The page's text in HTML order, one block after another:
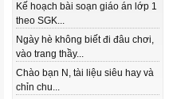
Kế hoạch bài soạn giáo án lớp 1
theo SGK...
Ngày hè không biết đi đâu chơi,
vào trang thầy...
Chào bạn N, tài liệu siêu hay và
chỉn chu...